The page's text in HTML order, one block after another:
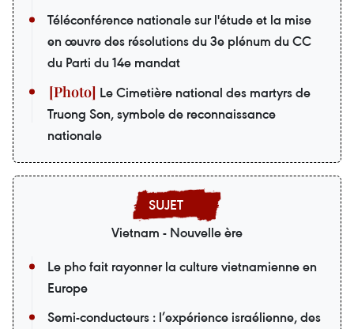
Téléconférence nationale sur l'étude et la mise
en œuvre des résolutions du 3e plénum du CC
du Parti du 14e mandat
Le Cimetière national des martyrs de
Truong Son, symbole de reconnaissance
nationale
Vietnam - Nouvelle ère
Le pho fait rayonner la culture vietnamienne en
Europe
Semi-conducteurs : l’expérience israélienne, des